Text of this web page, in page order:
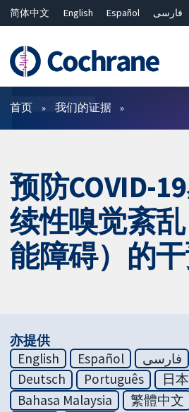
简体中文 English Español فارسی
ไทย
繁體中文
过滤
首页 我们的证据
预防COVID-
续性嗅觉紊
能障碍）的
亦提供
English
Español فارسی
Deutsch
Português
日
Bahasa Malaysia
繁體中文